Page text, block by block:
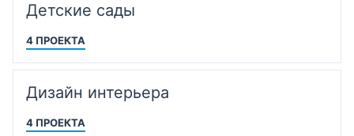
Детские сады
4 ПРОЕКТА
Дизайн интерьера
4 ПРОЕКТА